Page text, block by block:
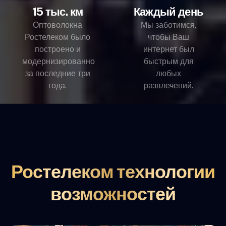
15 тыс. км
Оптоволокна
Ростелеком было
построено и
модернизированно
за последние три
года.
Каждый день
Мы заботимся,
чтобы Ваш
интернет был
быстрым для
любых
развлечений.
Ростелеком технологии
возможностей